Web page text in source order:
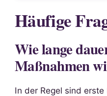
Häufige
Wie lange
Maßnahmen
In der Regel sind